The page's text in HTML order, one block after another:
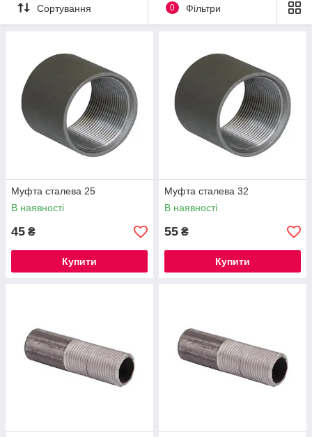
Сортування 0 Фільтри
Муфта сталева 25
В наявності
45 ₴
Купити
Муфта сталева 32
В наявності
55 ₴
Купити